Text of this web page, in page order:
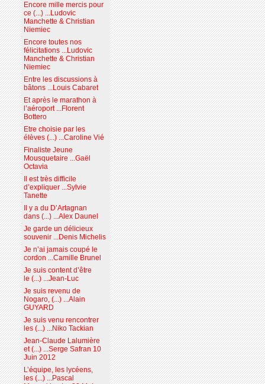
Encore mille mercis pour
ce (...) ...Ludovic
Manchette & Christian
Niemiec
Encore toutes nos
félicitations ...Ludovic
Manchette & Christian
Niemiec
Entre les discussions à
bâtons ...Louis Cabaret
Et après le marathon à
l’aéroport ...Florent
Bottero
Etre choisie par les
élèves (...) ...Caroline Vié
Finaliste Jeune
Mousquetaire ...Gaël
Octavia
Il est très difficile
d’expliquer ...Sylvie
Tanette
Il y a du D’Artagnan
dans (...) ...Alex Daunel
Je garde un délicieux
souvenir ...Denis Michelis
Je n’ai jamais coupé le
cordon ...Camille Brunel
Je suis content d’être
le (...) ...Jean-Luc
Je suis revenu de
Nogaro, (...) ...Alain
GUYARD
Je suis venu rencontrer
les (...) ...Niko Tackian
Jean-Claude Lalumière
et (...) ...Serge Safran 10
Juin 2012
L’équipe, les lycéens,
les (...) ...Pascal